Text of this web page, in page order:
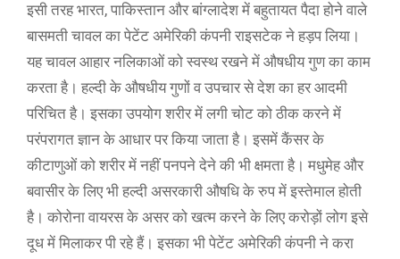
इसी तरह भारत, पाकिस्तान और बांग्लादेश में बहुतायत पैदा होने वाले
बासमती चावल का पेटेंट अमेरिकी कंपनी राइसटेक ने हड़प लिया।
यह चावल आहार नलिकाओं को स्वस्थ रखने में औषधीय गुण का काम
करता है। हल्दी के औषधीय गुणों व उपचार से देश का हर आदमी
परिचित है। इसका उपयोग शरीर में लगी चोट को ठीक करने में
परंपरागत ज्ञान के आधार पर किया जाता है। इसमें कैंसर के
कीटाणुओं को शरीर में नहीं पनपने देने की भी क्षमता है। मधुमेह और
बवासीर के लिए भी हल्दी असरकारी औषधि के रुप में इस्तेमाल होती
है। कोरोना वायरस के असर को खत्म करने के लिए करोड़ों लोग इसे
दूध में मिलाकर पी रहे हैं। इसका भी पेटेंट अमेरिकी कंपनी ने करा